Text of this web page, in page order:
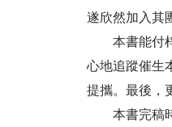
遂欣然加入其
本書能付梓
心地追蹤催生
提攜。最後，
本書完稿時